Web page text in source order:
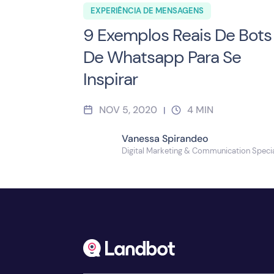
EXPERIÊNCIA DE MENSAGENS
9 Exemplos Reais De Bots
De Whatsapp Para Se
Inspirar
NOV 5, 2020 | 4 MIN
Vanessa Spirandeo
Digital Marketing & Communication